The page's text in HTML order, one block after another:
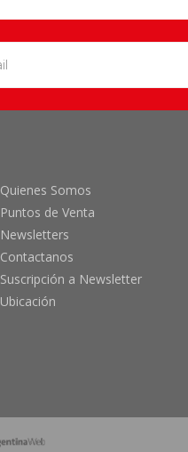
Quienes Somos
Puntos de Venta
Newsletters
Contactanos
Suscripción a Newsletter
Ubicación